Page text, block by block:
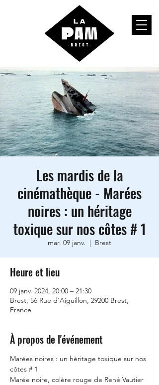
Les mardis de la
cinémathèque - Marées
noires : un héritage
toxique sur nos côtes # 1
mar. 09 janv.
  |
Brest
Heure et lieu
09 janv. 2024, 20:00 – 21:30
Brest, 56 Rue d'Aiguillon, 29200 Brest,
France
À propos de l'événement
Marées noires : un héritage toxique sur nos
côtes # 1
Marée noire, colère rouge de René Vautier